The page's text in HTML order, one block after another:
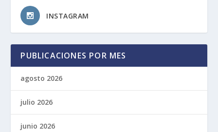
INSTAGRAM
PUBLICACIONES POR MES
agosto 2026
julio 2026
junio 2026